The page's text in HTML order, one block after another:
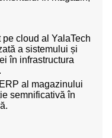
cloud al YalaTech
a sistemului și
în infrastructura
al magazinului
semnificativă în